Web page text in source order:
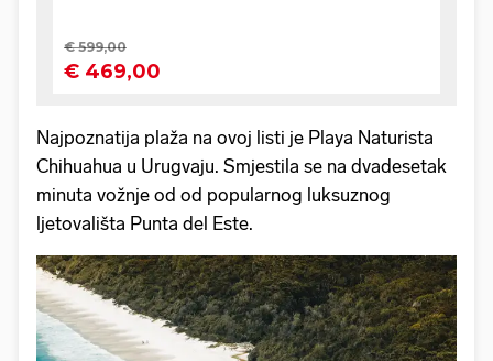
Najpoznatija plaža na ovoj listi je Playa Naturista
Chihuahua u Urugvaju. Smjestila se na dvadesetak
minuta vožnje od od popularnog luksuznog
ljetovališta Punta del Este.